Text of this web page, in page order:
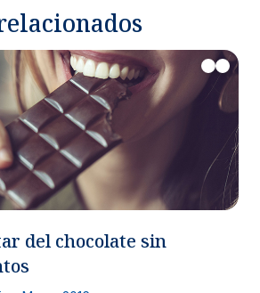
del chocolate sin